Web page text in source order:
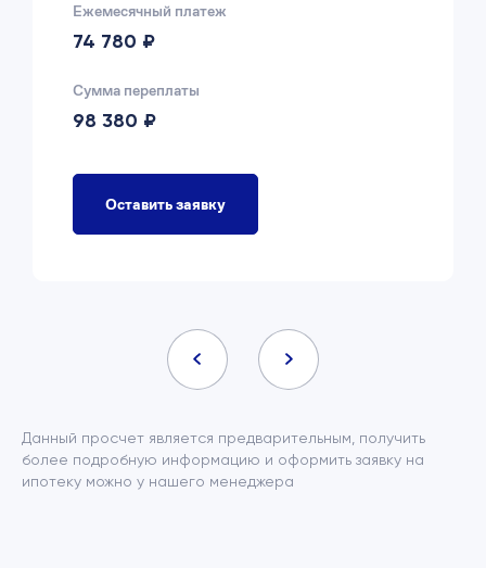
Ежемесячный платеж
74 780 ₽
Сумма переплаты
98 380 ₽
Оставить заявку
Данный просчет является предварительным, получить
более подробную информацию и оформить заявку на
ипотеку можно у нашего менеджера